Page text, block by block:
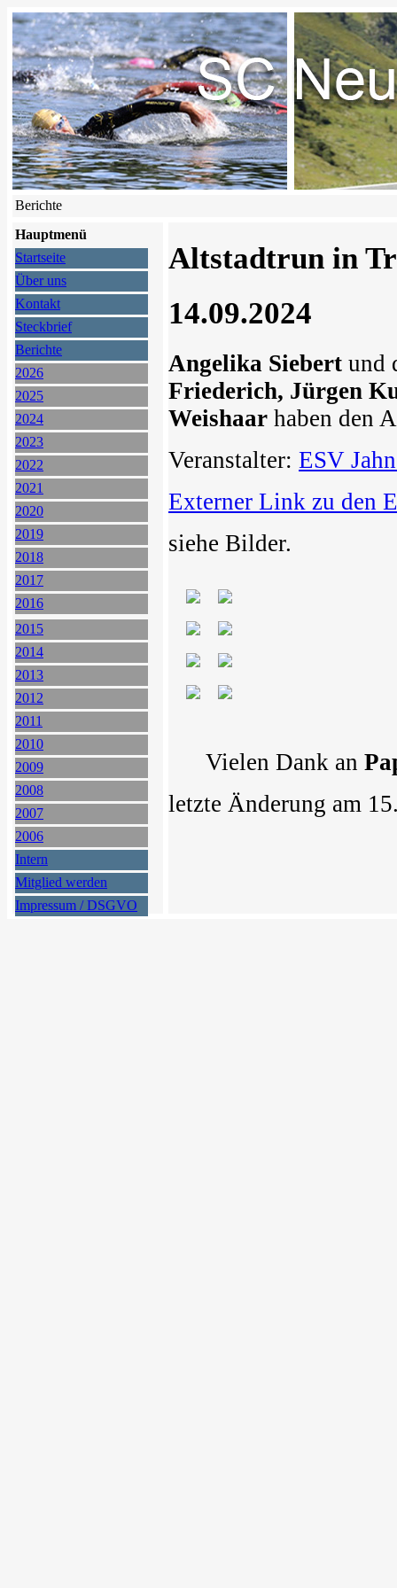
Berichte
Hauptmenü
Startseite
Über uns
Kontakt
Steckbrief
Berichte
2026
2025
2024
2023
2022
2021
2020
2019
2018
2017
2016
2015
2014
2013
2012
2011
2010
2009
2008
2007
2006
Intern
Mitglied werden
Impressum / DSGVO
Altstadtrun in
14.09.2024
Angelika Siebert und
Friederich, Jürgen
Weishaar haben den
Veranstalter: ESV
Externer Link zu den
siehe Bilder.
Vielen Dank an
letzte Änderung am